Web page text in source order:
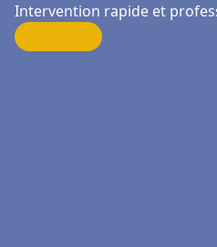
Intervention rapide et